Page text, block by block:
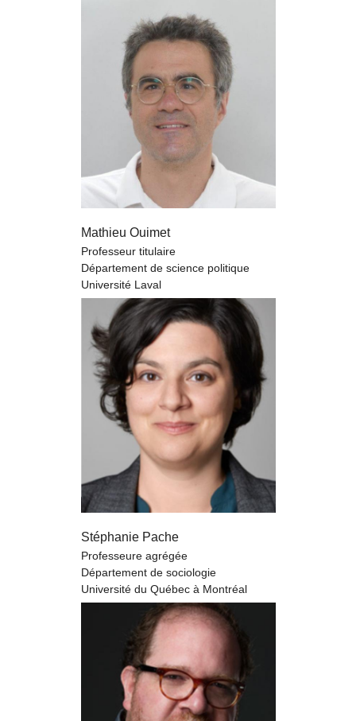
Mathieu Ouimet
Professeur titulaire
Département de science politique
Université Laval
Stéphanie Pache
Professeure agrégée
Département de sociologie
Université du Québec à Montréal